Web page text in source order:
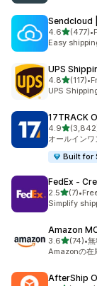
Sendcloud
4.65つ星中
(477)
合計レビュー
•
Easy
UPS
4.85つ星中
(117)
合計レビュー
•
UPS
17TRACK
4.95つ星中
合計レビュ
オールイン
Built for
FedEx ‑
2.55つ星中
(7)
合計レビュー
•
Simplify
Amazon
3.65つ星中
(74)
合計レビュー
•
Amazonの在
AfterShip